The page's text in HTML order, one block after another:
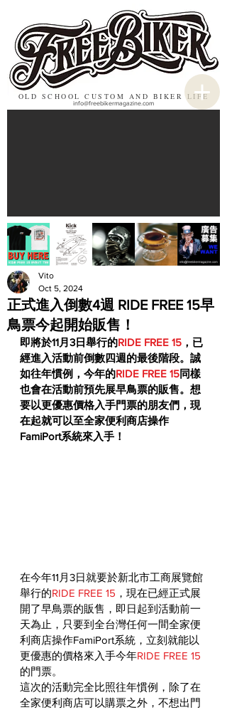
OLD SCHOOL CUSTOM AND BIKER LIFE
info@freebikermagazine.com
正式進入倒數4週 RIDE FREE 15早
鳥票今起開始販售！
Vito
Oct 5, 2024
即將於11月3日舉行的RIDE FREE 15 ，已
經進入活動前倒數四週的最後階段。誠
如往年慣例，今年的RIDE FREE 15同樣
也會在活動前預先展早鳥票的販售。想
要以更優惠價格入手門票的朋友們，現
在起就可以至全家便利商店操作
FamiPort系統來入手！
在今年11月3日就要於新北市工商展覽館
舉行的RIDE FREE 15 ，現在已經正式展
開了早鳥票的販售，即日起到活動前一
天為止，只要到全台灣任何一間全家便
利商店操作FamiPort系統，立刻就能以
更優惠的價格來入手今年RIDE FREE 15
的門票。
這次的活動完全比照往年慣例，除了在
全家便利商店可以購票之外，不想出門